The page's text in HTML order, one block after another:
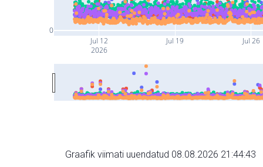
Jul 12
2026
Jul 19 Jul 26
0
Graafik viimati uuendatud 08.08.2026 21:44:43